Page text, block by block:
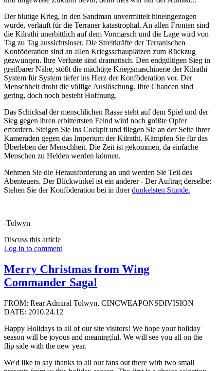
Der blutige Krieg, in den Sandman unvermittelt hineingezogen
wurde, verläuft für die Terraner katastrophal. An allen Fronten sind
die Kilrathi unerbittlich auf dem Vormarsch und die Lage wird von
Tag zu Tag aussichtsloser. Die Streitkräfte der Terranischen
Konföderation sind an allen Kriegsschauplätzen zum Rückzug
gezwungen. Ihre Verluste sind dramatisch. Den endgültigen Sieg in
greifbarer Nähe, stößt die mächtige Kriegsmaschinerie der Kilrathi
System für System tiefer ins Herz der Konföderation vor. Der
Menschheit droht die völlige Auslöschung. Ihre Chancen sind
gering, doch noch besteht Hoffnung.
Das Schicksal der menschlichen Rasse steht auf dem Spiel und der
Sieg gegen ihren erbittertsten Feind wird noch größte Opfer
erfordern. Steigen Sie ins Cockpit und fliegen Sie an der Seite ihrer
Kameraden gegen das Imperium der Kilrathi. Kämpfen Sie für das
Überleben der Menschheit. Die Zeit ist gekommen, da einfache
Menschen zu Helden werden können.
Nehmen Sie die Herausforderung an und werden Sie Teil des
Abenteuers. Der Blickwinkel ist ein anderer - Der Auftrag derselbe:
Stehen Sie der Konföderation bei in ihrerdunkelsten Stunde.
-Tolwyn
Discuss this article
Log in to comment
Merry Christmas from Wing
Commander Saga!
FROM: Rear Admiral Tolwyn, CINCWEAPONSDIVISION
DATE: 2010.24.12
Happy Holidays to all of our site visitors! We hope your holiday
season will be joyous and meaningful. We will see you all on the
flip side with the new year.
We'd like to say thanks to all our fans out there with two small